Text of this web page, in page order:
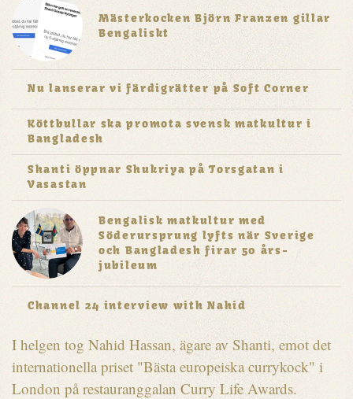
Mästerkocken Björn Franzen gillar
Bengaliskt
Nu lanserar vi färdigrätter på Soft Corner
Köttbullar ska promota svensk matkultur i
Bangladesh
Shanti öppnar Shukriya på Torsgatan i
Vasastan
Bengalisk matkultur med
Söderursprung lyfts när Sverige
och Bangladesh firar 50 års-
jubileum
Channel 24 interview with Nahid
I helgen tog Nahid Hassan, ägare av Shanti, emot det
internationella priset "Bästa europeiska currykock" i
London på restauranggalan Curry Life Awards.